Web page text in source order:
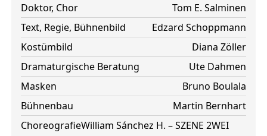
Doktor, Chor
Tom E. Salminen
Text, Regie, Bühnenbild
Edzard Schoppmann
Kostümbild
Diana Zöller
Dramaturgische Beratung
Ute Dahmen
Masken
Bruno Boulala
Bühnenbau
Martin Bernhart
ChoreografieWilliam Sánchez H. – SZENE 2WEI